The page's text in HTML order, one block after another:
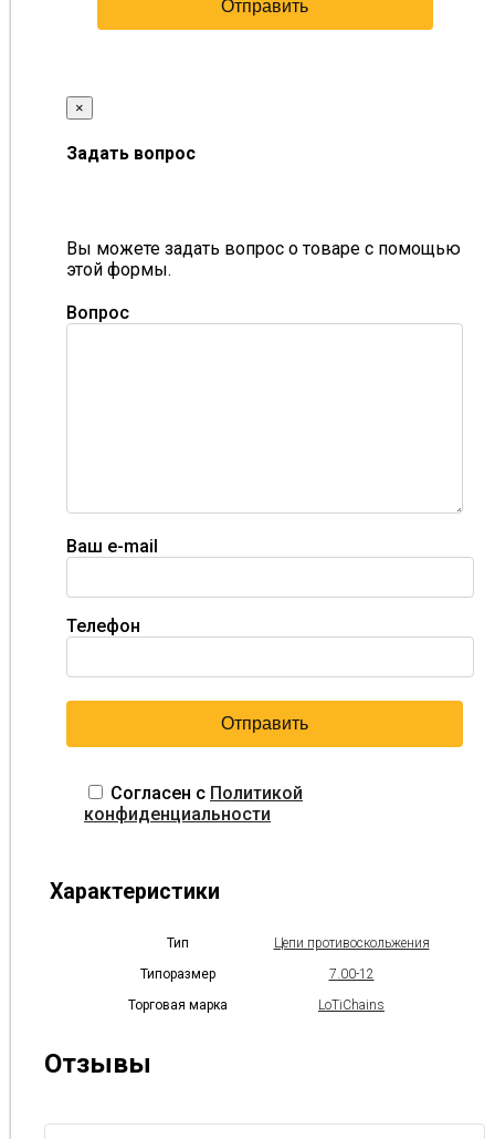
×
Задать вопрос
Вы можете задать вопрос о товаре с помощью
этой формы.
Вопрос
Ваш e-mail
Телефон
Согласен с Политикой
конфиденциальности
Характеристики
Тип
Цепи противоскольжения
Типоразмер
7.00-12
Торговая марка
LoTiChains
Отзывы